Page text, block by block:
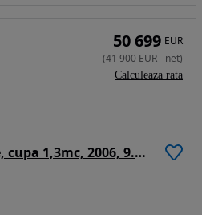
Hitachi ZX225, 23tone, cupa 1,3mc, 2006, 9.558h, Inst hidr picon pe brate, inst hidr rotire pe brate, pregatire GPS trimble, senile late, motor Isuzu 6 cilindri 143CP, FOARTE BINE INTRETINUT-41900 EUR+Tva
50 699 EUR
(41 900 EUR- net)
Calculeaza rata